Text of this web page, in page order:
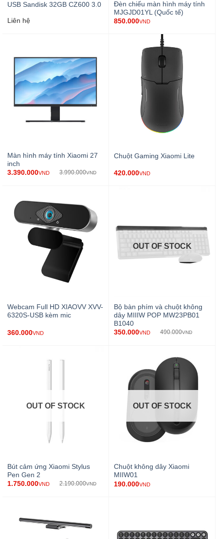
USB Sandisk 32GB CZ600 3.0
Liên hệ
Đèn chiếu màn hình máy tính
MJGJD01YL (Quốc tế)
850.000VND
Màn hình máy tính Xiaomi 27
inch
3.390.000VND 3.990.000VND
Chuột Gaming Xiaomi Lite
420.000VND
Webcam Full HD XIAOVV XVV-
6320S-USB kèm mic
360.000VND
OUT OF STOCK
Bộ bàn phím và chuột không
dây MIIIW POP MW23PB01
B1040
350.000VND 490.000VND
OUT OF STOCK
Bút cảm ứng Xiaomi Stylus
Pen Gen 2
1.750.000VND 2.190.000VND
OUT OF STOCK
Chuột không dây Xiaomi
MIIW01
190.000VND